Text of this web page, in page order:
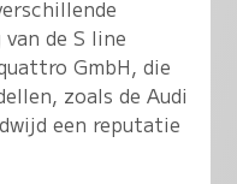
de S line
GmbH, die
zoals de Audi
een reputatie